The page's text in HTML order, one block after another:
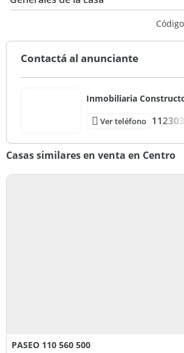
Contactá al anunciante
Inmobiliaria
Ver teléfono 1123037
Casas similares en venta en Centro
PASEO 110 560 500